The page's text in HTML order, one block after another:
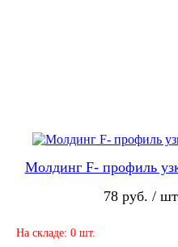
Молдинг F- профиль
78 руб. /
На складе: 0 шт.